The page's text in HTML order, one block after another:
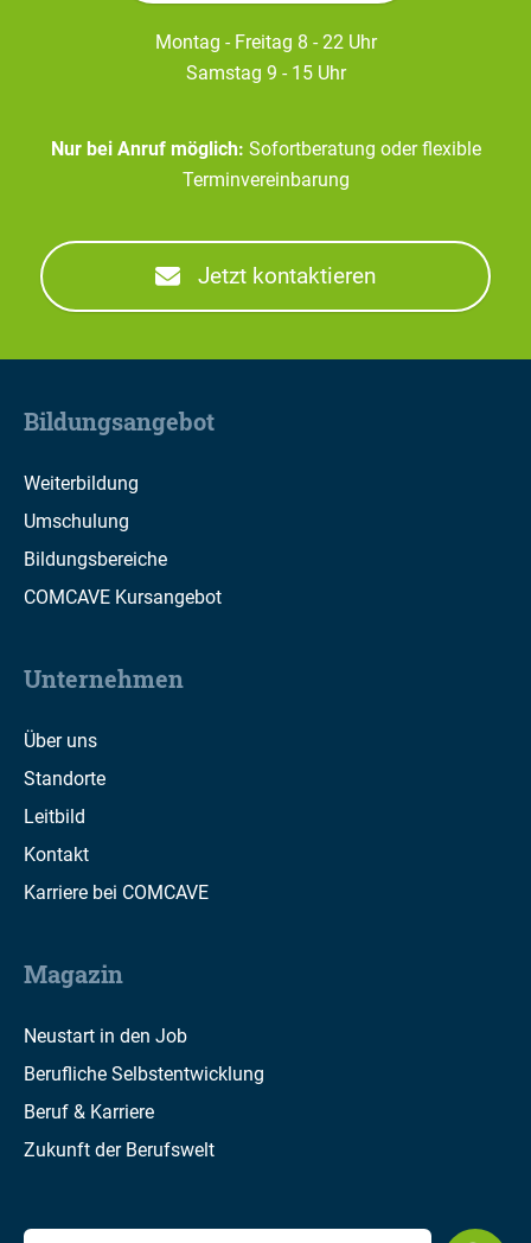
Montag - Freitag 8 - 22 Uhr
Samstag 9 - 15 Uhr
Nur bei Anruf möglich: Sofortberatung oder flexible
Terminvereinbarung
Jetzt kontaktieren
Bildungsangebot
Weiterbildung
Umschulung
Bildungsbereiche
COMCAVE Kursangebot
Unternehmen
Über uns
Standorte
Leitbild
Kontakt
Karriere bei COMCAVE
Magazin
Neustart in den Job
Berufliche Selbstentwicklung
Beruf & Karriere
Zukunft der Berufswelt